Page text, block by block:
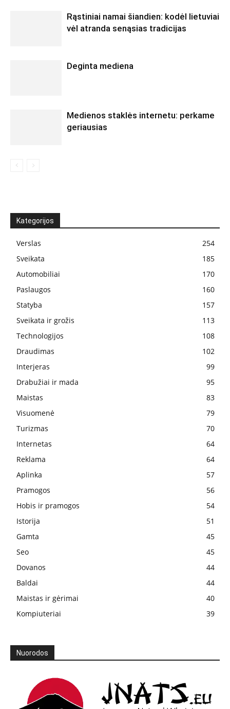
Rąstiniai namai šiandien: kodėl lietuviai
vėl atranda senąsias tradicijas
Deginta mediena
Medienos staklės internetu: perkame
geriausias
Kategorijos
Verslas
254
Sveikata
185
Automobiliai
170
Paslaugos
160
Statyba
157
Sveikata ir grožis
113
Technologijos
108
Draudimas
102
Interjeras
99
Drabužiai ir mada
95
Maistas
83
Visuomenė
79
Turizmas
70
Internetas
64
Reklama
64
Aplinka
57
Pramogos
56
Hobis ir pramogos
54
Istorija
51
Gamta
45
Seo
45
Dovanos
44
Baldai
44
Maistas ir gėrimai
40
Kompiuteriai
39
Nuorodos